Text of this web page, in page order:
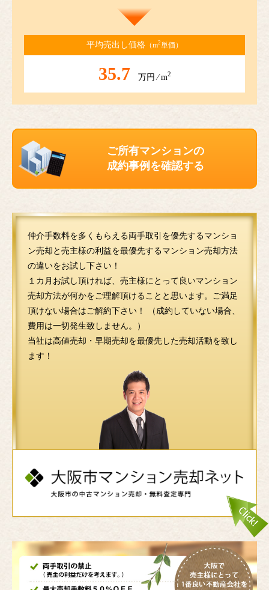
平均売出し価格 （m2単価）
35.7 万円 ⁄ m2
ご所有マンションの
成約事例を確認する
仲介手数料を多くもらえる両手取引を優先するマンショ
ン売却と売主様の利益を最優先するマンション売却方法
の違いをお試し下さい！
１カ月お試し頂ければ、売主様にとって良いマンション
売却方法が何かをご理解頂けることと思います。ご満足
頂けない場合はご解約下さい！ （成約していない場合、
費用は一切発生致しません。）
当社は高値売却・早期売却を最優先した売却活動を致し
ます！